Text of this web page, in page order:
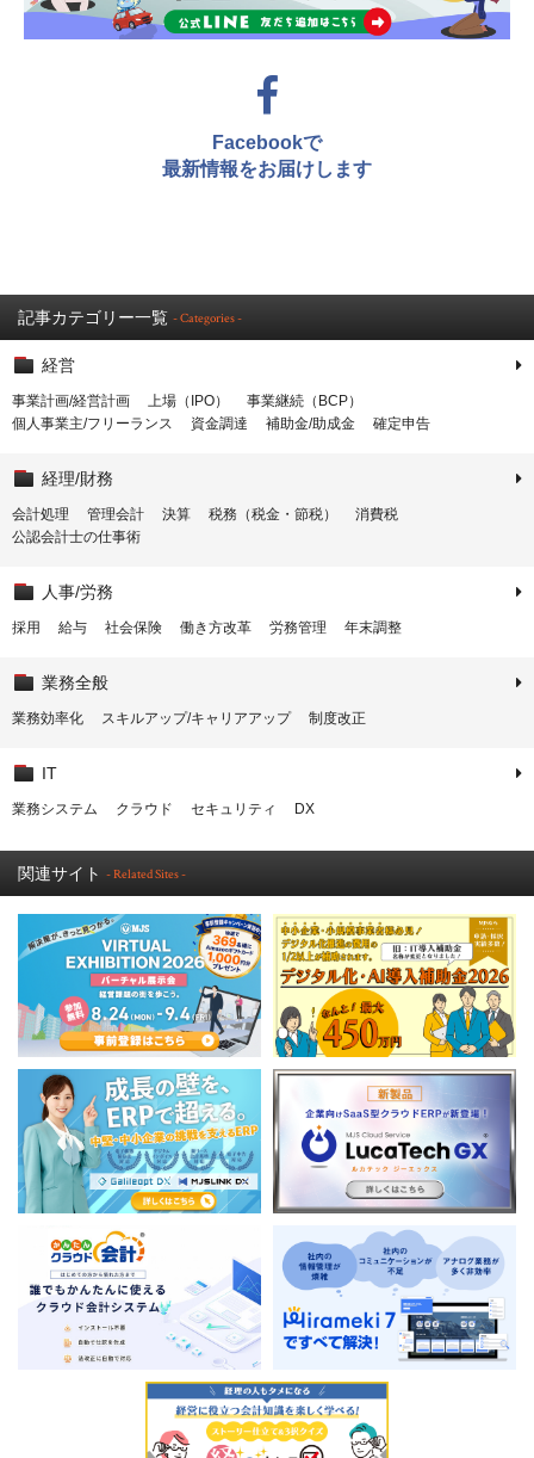
Facebookで
最新情報をお届けします
記事カテゴリー一覧 - Categories -
経営
事業計画/経営計画 上場（IPO）
事業継続（BCP）
個人事業主/フリーランス
資金調達 補助金/助成金 確定申告
経理/財務
会計処理 管理会計 決算 税務（税金・節税）
消費税
公認会計士の仕事術
人事/労務
採用 給与 社会保険 働き方改革 労務管理 年末調整
業務全般
業務効率化 スキルアップ/キャリアアップ 制度改正
IT
業務システム クラウド セキュリティ DX
関連サイト - Related Sites -